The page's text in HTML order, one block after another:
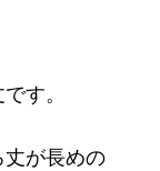
す。
が長めの